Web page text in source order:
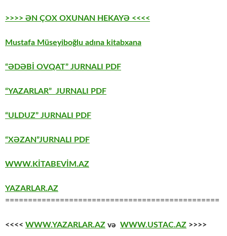
>>>> ƏN ÇOX OXUNAN HEKAYƏ <<<<
Mustafa Müseyiboğlu adına kitabxana
“ƏDƏBİ OVQAT” JURNALI PDF
“YAZARLAR” JURNALI PDF
“ULDUZ” JURNALI PDF
“XƏZAN”JURNALI PDF
WWW.KİTABEVİM.AZ
YAZARLAR.AZ
===============================================
<<<< WWW.YAZARLAR.AZ və WWW.USTAC.AZ >>>>